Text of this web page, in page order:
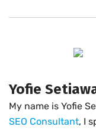
Yofie
My name is Yofie
SEO Consultant, I